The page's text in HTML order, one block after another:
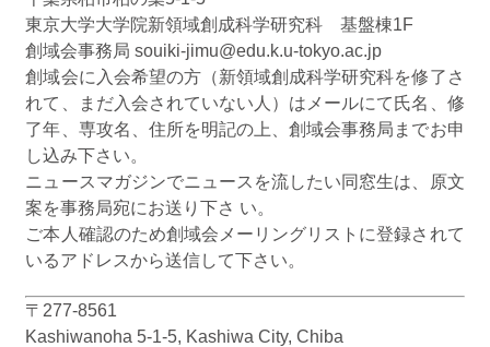
東京大学大学院新領域創成科学研究科 基盤棟1F
創域会事務局 souiki-jimu@edu.k.u-tokyo.ac.jp
創域会に入会希望の方（新領域創成科学研究科を修了さ
れて、まだ入会されていない人）はメールにて氏名、修
了年、専攻名、住所を明記の上、創域会事務局までお申
し込み下さい。
ニュースマガジンでニュースを流したい同窓生は、原文
案を事務局宛にお送り下さ い。
ご本人確認のため創域会メーリングリストに登録されて
いるアドレスから送信して下さい。
〒277-8561
Kashiwanoha 5-1-5, Kashiwa City, Chiba